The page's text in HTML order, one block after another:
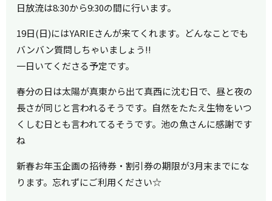
日放流は8:30から9:30の間に行います。
19日(日)にはYARIEさんが来てくれます。どんなことでも
バンバン質問しちゃいましょう!!
一日いてくださる予定です。
春分の日は太陽が真東から出て真西に沈む日で、昼と夜の
長さが同じと言われるそうです。自然をたたえ生物をいつ
くしむ日とも言われてるそうです。池の魚さんに感謝です
ね
新春お年玉企画の招待券・割引券の期限が3月末までにな
ります。忘れずにご利用ください☆